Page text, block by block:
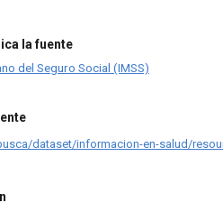
la fuente
del Seguro Social (IMSS)
dataset/informacion-en-salud/